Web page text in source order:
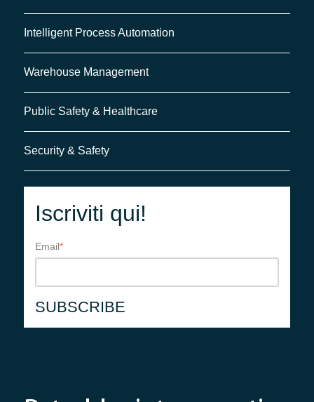
Intelligent Process Automation
Warehouse Management
Public Safety & Healthcare
Security & Safety
Iscriviti qui!
Email*